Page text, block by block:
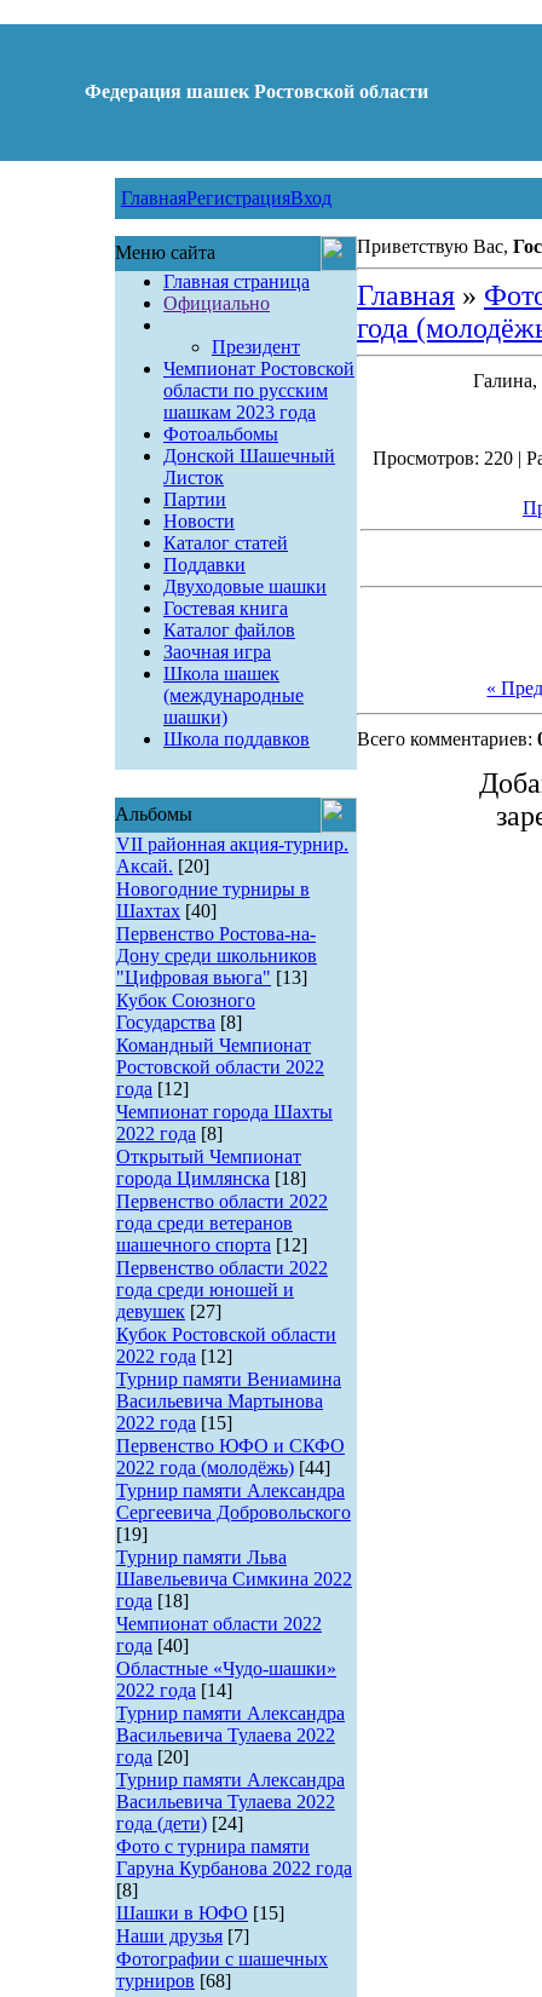
Федерация шашек Ростовской области
ГлавнаяРегистрацияВход
Меню сайта
Главная страница
Официально
Президент
Чемпионат Ростовской
области по русским
шашкам 2023 года
Фотоальбомы
Донской Шашечный
Листок
Партии
Новости
Каталог статей
Поддавки
Двуходовые шашки
Гостевая книга
Каталог файлов
Заочная игра
Школа шашек
(международные
шашки)
Школа поддавков
Альбомы
VII районная акция-турнир.
Аксай. [20]
Новогодние турниры в
Шахтах [40]
Первенство Ростова-на-
Дону среди школьников
"Цифровая вьюга" [13]
Кубок Союзного
Государства [8]
Командный Чемпионат
Ростовской области 2022
года [12]
Чемпионат города Шахты
2022 года [8]
Открытый Чемпионат
города Цимлянска [18]
Первенство области 2022
года среди ветеранов
шашечного спорта [12]
Первенство области 2022
года среди юношей и
девушек [27]
Кубок Ростовской области
2022 года [12]
Турнир памяти Вениамина
Васильевича Мартынова
2022 года [15]
Первенство ЮФО и СКФО
2022 года (молодёжь) [44]
Турнир памяти Александра
Сергеевича Добровольского
[19]
Турнир памяти Льва
Шавельевича Симкина 2022
года [18]
Чемпионат области 2022
года [40]
Областные «Чудо-шашки»
2022 года [14]
Турнир памяти Александра
Васильевича Тулаева 2022
года [20]
Турнир памяти Александра
Васильевича Тулаева 2022
года (дети) [24]
Фото с турнира памяти
Гаруна Курбанова 2022 года
[8]
Шашки в ЮФО [15]
Наши друзья [7]
Фотографии с шашечных
турниров [68]
Приветствую Вас,
Главная»
года
Просмотров: 220 |
«
Всего комментариев: